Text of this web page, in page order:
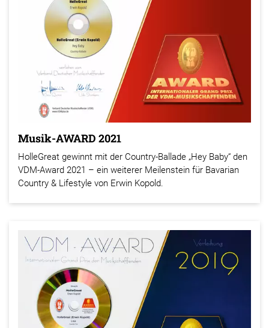
Musik-AWARD 2021
HolleGreat gewinnt mit der Country-Ballade „Hey Baby“ den
VDM-Award 2021 – ein weiterer Meilenstein für Bavarian
Country & Lifestyle von Erwin Kopold.